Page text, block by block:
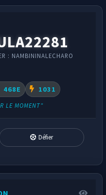
: NAMBININALECHARO
468E 1031
LE MOMENT"
Défier